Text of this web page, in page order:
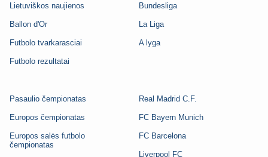
Lietuviškos naujienos
Ballon d'Or
Futbolo tvarkarasciai
Futbolo rezultatai
Bundesliga
La Liga
A lyga
Pasaulio čempionatas
Europos čempionatas
Europos salės futbolo
čempionatas
Real Madrid C.F.
FC Bayern Munich
FC Barcelona
Liverpool FC